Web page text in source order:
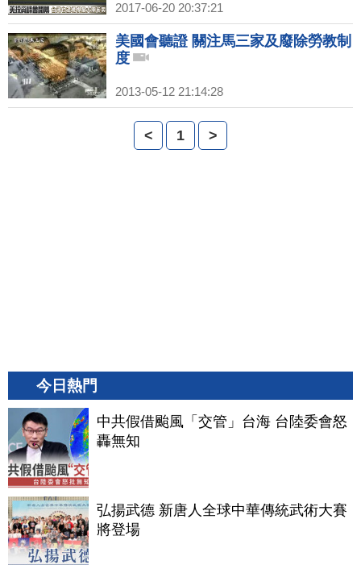
2017-06-20 20:37:21
美國會聽證 關注馬三家及廢除勞教制
度
2013-05-12 21:14:28
< 1 >
今日熱門
中共假借颱風「交管」台海 台陸委會怒
轟無知
弘揚武德 新唐人全球中華傳統武術大賽
將登場